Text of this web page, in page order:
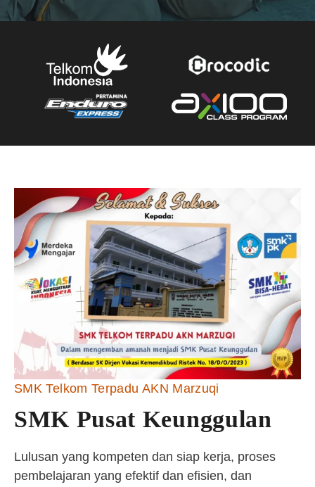
SMK Telkom Terpadu AKN Marzuqi
SMK Pusat Keunggulan
Lulusan yang kompeten dan siap kerja, proses
pembelajaran yang efektif dan efisien, dan